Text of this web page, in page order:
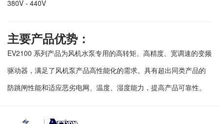
380V - 440V
主要产品优势：
EV2100 系列产品为风机水泵专用的高转矩、高精度、宽调速的变频
驱动器，满足了风机泵产品高性能化的需求。具有超出同类产品的
防跳闸性能和适应恶劣电网、温度、湿度能力，提高产品可靠性。